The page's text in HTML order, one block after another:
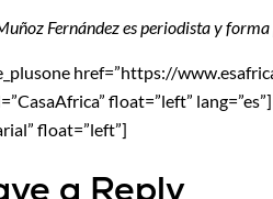
Fernández es periodista y
href=”https://
float=”left”
float=”left”]
a Reply